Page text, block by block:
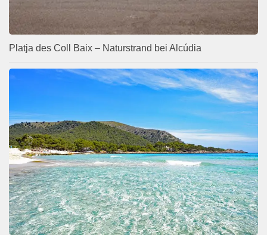
Platja des Coll Baix – Naturstrand bei Alcúdia